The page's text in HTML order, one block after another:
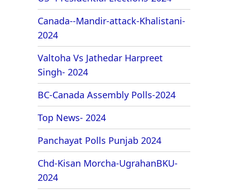
Canada--Mandir-attack-Khalistani-
2024
Valtoha Vs Jathedar Harpreet
Singh- 2024
BC-Canada Assembly Polls-2024
Top News- 2024
Panchayat Polls Punjab 2024
Chd-Kisan Morcha-UgrahanBKU-
2024